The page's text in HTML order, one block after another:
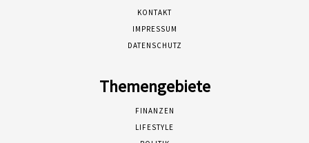
KONTAKT
IMPRESSUM
DATENSCHUTZ
Themengebiete
FINANZEN
LIFESTYLE